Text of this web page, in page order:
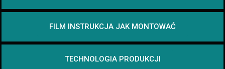
FILM INSTRUKCJA JAK MONTOWAĆ
TECHNOLOGIA PRODUKCJI